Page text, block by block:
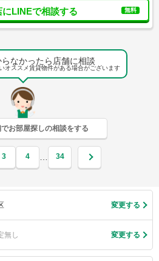
にLINEで相談する 無料
なかったら店舗に相談
オススメ賃貸物件がある場合がございます
お部屋探しの相談をする
3 4 … 34
変更する
無し 変更する